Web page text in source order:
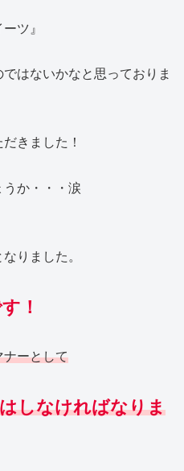
ツ』
はないかなと思っておりま
きました！
か・・・涙
りました。
！
ナーとして
しなければなりま